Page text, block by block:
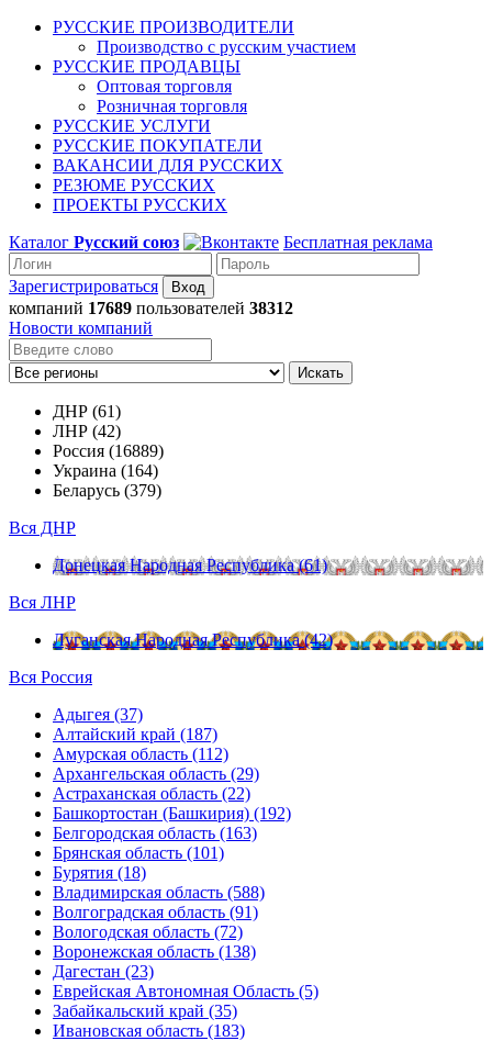
РУССКИЕ ПРОИЗВОДИТЕЛИ
Производство с русским участием
РУССКИЕ ПРОДАВЦЫ
Оптовая торговля
Розничная торговля
РУССКИЕ УСЛУГИ
РУССКИЕ ПОКУПАТЕЛИ
ВАКАНСИИ ДЛЯ РУССКИХ
РЕЗЮМЕ РУССКИХ
ПРОЕКТЫ РУССКИХ
Каталог Русский союз Бесплатная реклама
Зарегистрироваться
компаний 17689 пользователей 38312
Новости компаний
Искать
ДНР (61)
ЛНР (42)
Россия (16889)
Украина (164)
Беларусь (379)
Вся ДНР
Донецкая Народная Республика (61)
Вся ЛНР
Луганская Народная Республика (42)
Вся Россия
Адыгея (37)
Алтайский край (187)
Амурская область (112)
Архангельская область (29)
Астраханская область (22)
Башкортостан (Башкирия) (192)
Белгородская область (163)
Брянская область (101)
Бурятия (18)
Владимирская область (588)
Волгоградская область (91)
Вологодская область (72)
Воронежская область (138)
Дагестан (23)
Еврейская Автономная Область (5)
Забайкальский край (35)
Ивановская область (183)